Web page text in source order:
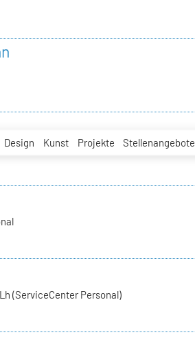
Design Kunst Projekte Stellenangebote
(ServiceCenter Personal)